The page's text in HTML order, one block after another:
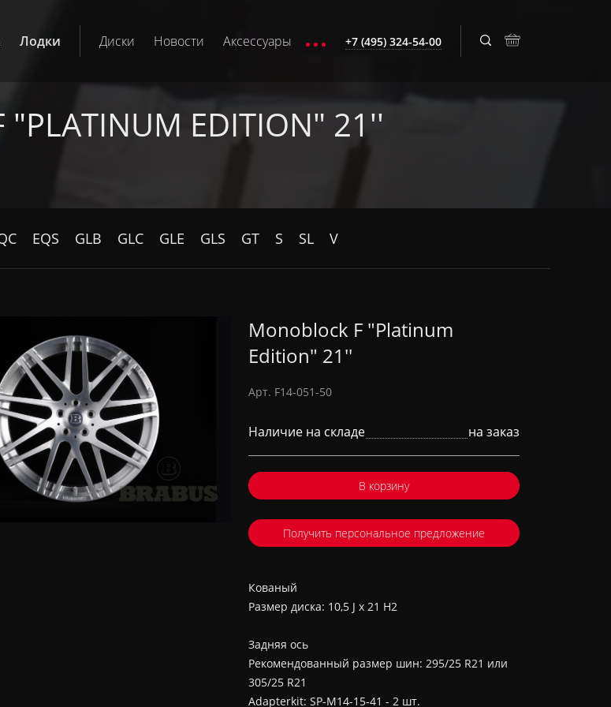
Лодки Диски Новости Аксессуары +7 (495) 324-54-00
"PLATINUM EDITION" 21''
EQS GLB GLC GLE GLS GT S SL V
Monoblock F "Platinum
Edition" 21''
Арт. F14-051-50
Наличие на складе на заказ
В корзину
Получить персональное предложение
Кованый
Размер диска: 10,5 J x 21 H2
Задняя ось
Рекомендованный размер шин: 295/25 R21 или
305/25 R21
Adapterkit: SP-M14-15-41 - 2 шт.